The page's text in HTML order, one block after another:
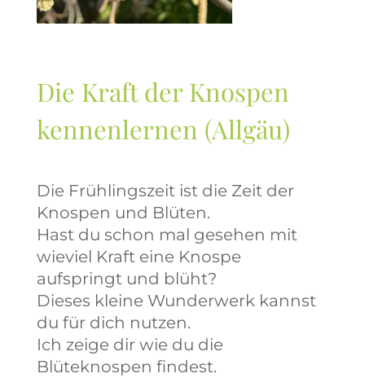
Die Kraft der Knospen
kennenlernen (Allgäu)
Die Frühlingszeit ist die Zeit der
Knospen und Blüten.
Hast du schon mal gesehen mit
wieviel Kraft eine Knospe
aufspringt und blüht?
Dieses kleine Wunderwerk kannst
du für dich nutzen.
Ich zeige dir wie du die
Blüteknospen findest.